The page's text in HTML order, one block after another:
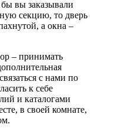
бы вы заказывали
секцию, то дверь
а окна –
– принимать
с нами по
к себе
и каталогами
в своей комнате,